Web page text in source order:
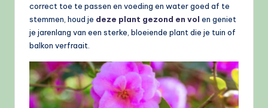
correct toe te passen en voeding en water goed af te
stemmen, houd je deze plant gezond en vol en geniet
je jarenlang van een sterke, bloeiende plant die je tuin of
balkon verfraait.